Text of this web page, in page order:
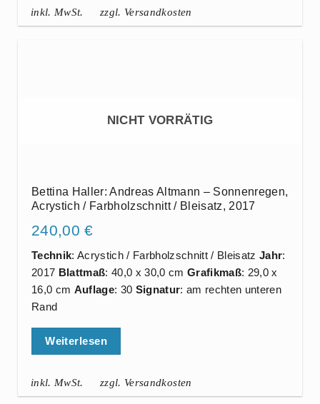
inkl. MwSt. zzgl. Versandkosten
NICHT VORRÄTIG
Bettina Haller: Andreas Altmann – Sonnenregen,
Acrystich / Farbholzschnitt / Bleisatz, 2017
240,00€
Technik: Acrystich / Farbholzschnitt / BleisatzJahr:
2017 Blattmaß: 40,0 x 30,0 cmGrafikmaß: 29,0 x
16,0 cm Auflage: 30 Signatur: am rechten unteren
Rand
Weiterlesen
inkl. MwSt. zzgl. Versandkosten